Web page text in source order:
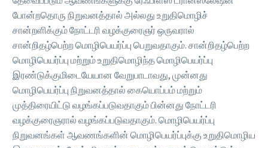
போன்றதொரு நிறுவனத்தால் அல்லது உறுதிமொழிச்
சான்றளிக்கும் நோட்டரி வழக்குரைஞர் ஒருவரால்
சான்றிதழ்பெற்ற மொழிபெயர்ப்பு பெறுவதாகும். சான்றிதழ்பெற்ற
மொழிபெயர்ப்பு மற்றும் உறுதிமொழிந்த மொழிபெயர்ப்பு
இரண்டுக்குமிடையேயான வேறுபாடாவது, முன்னது
மொழிபெயர்ப்பு நிறுவனத்தால் கையொப்பம் மற்றும்
முத்திரையிட்டு வழங்கப்படுவதாகும் பின்னது நோட்டரி
வழக்குரைஞரால் வழங்கப்படுவதாகும். மொழிபெயர்ப்பு
நிறுவனங்கள் ஆவணங்களின் மொழிபெயர்ப்புக்கு உறுதிமொழிய